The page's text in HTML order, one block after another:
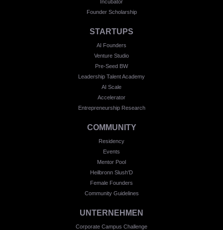
Incubator
Founder Scholarship
STARTUPS
AI Founders
Venture Studio
Pre-Seed BW
Leadership Talent Academy
AI Scale
Accelerator
Entrepreneurship Research
COMMUNITY
Residency
Events
Mentor Pool
Heilbronn Slush'D
Female Founders
Community Guidelines
UNTERNEHMEN
Corporate Campus Challenge